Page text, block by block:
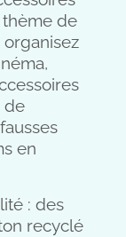
de
organisez
de
en
: des
recyclé